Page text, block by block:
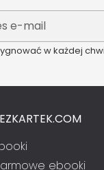
w każdej
ebooki